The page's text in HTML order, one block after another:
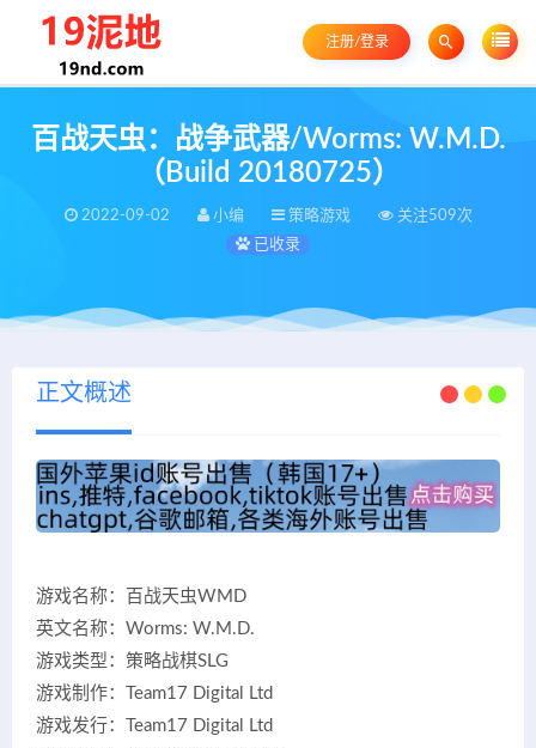
注册/登录
百战天虫：战争武器/Worms: W.M.D.
（Build 20180725）
2022-09-02 小编 策略游戏
关注509次
已收录
正文概述
游戏名称：百战天虫WMD
英文名称：Worms: W.M.D.
游戏类型：策略战棋SLG
游戏制作：Team17 Digital Ltd
游戏发行：Team17 Digital Ltd